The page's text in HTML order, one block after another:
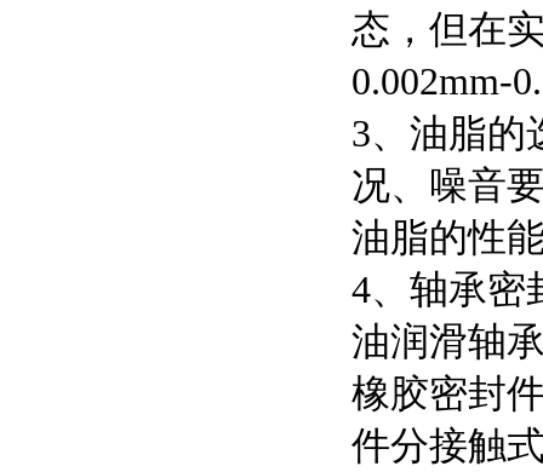
态，但在
0.002mm-
3、油脂的
况、噪音
油脂的性
4、轴承密
油润滑轴
橡胶密封
件分接触